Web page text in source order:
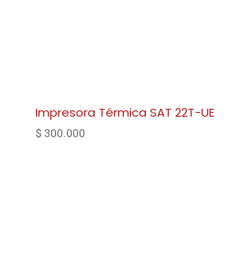
Impresora Térmica SAT 22T-UE
$ 300.000